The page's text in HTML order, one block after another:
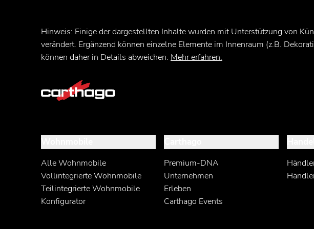
Hinweis: Einige der dargestellten Inhalte wurden mit Unterstützung von
verändert. Ergänzend können einzelne Elemente im Innenraum (z.B.
können daher in Details abweichen. Mehr erfahren.
Alle Wohnmobile
Vollintegrierte Wohnmobile
Teilintegrierte Wohnmobile
Konfigurator
Premium-DNA
Unternehmen
Erleben
Carthago Events